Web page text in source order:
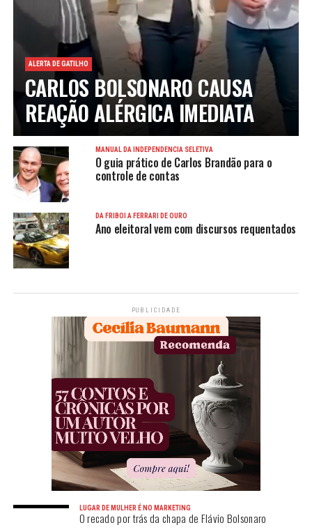
ALERTA DE GATILHO
CARLOS BOLSONARO CAUSA
REAÇÃO ALÉRGICA IMEDIATA
MANUAL DA INDEPENDÊNCIA SELETIVA
O guia prático de Carlos Brandão para o
controle de contas
DA FRIBOI À FERRARI DE OURO
Ano eleitoral vem com discursos requentados
PUBLICIDADE
LUGAR DE MULHER É NO MARKETING
O recado por trás da chapa de Flávio Bolsonaro